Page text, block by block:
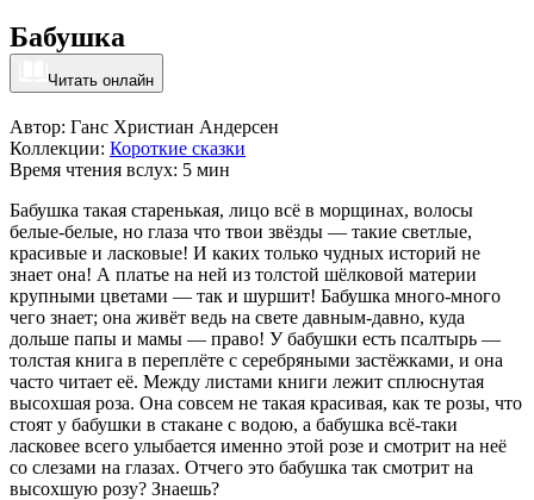
Бабушка
Читать онлайн
Автор: Ганс Христиан Андерсен
Коллекции: Короткие сказки
Время чтения вслух: 5 мин
Бабушка такая старенькая, лицо всё в морщинах, волосы
белые-белые, но глаза что твои звёзды — такие светлые,
красивые и ласковые! И каких только чудных историй не
знает она! А платье на ней из толстой шёлковой материи
крупными цветами — так и шуршит! Бабушка много-много
чего знает; она живёт ведь на свете давным-давно, куда
дольше папы и мамы — право! У бабушки есть псалтырь —
толстая книга в переплёте с серебряными застёжками, и она
часто читает её. Между листами книги лежит сплюснутая
высохшая роза. Она совсем не такая красивая, как те розы, что
стоят у бабушки в стакане с водою, а бабушка всё-таки
ласковее всего улыбается именно этой розе и смотрит на неё
со слезами на глазах. Отчего это бабушка так смотрит на
высохшую розу? Знаешь?